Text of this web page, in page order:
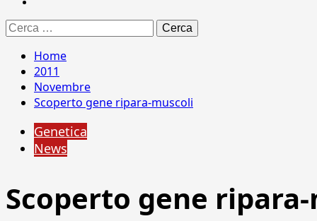
Ricerca
per:
Home
2011
Novembre
Scoperto gene ripara-muscoli
Genetica
News
Scoperto gene